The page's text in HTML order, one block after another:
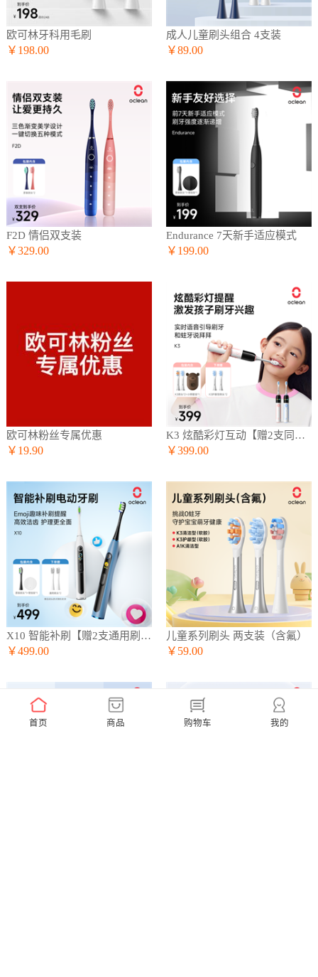
首页 商品 购物车 我的
欧可林牙科用毛刷
￥198.00
成人儿童刷头组合 4支装
￥89.00
F2D 情侣双支装
￥329.00
Endurance 7天新手适应模式
￥199.00
欧可林粉丝专属优惠
￥19.90
K3 炫酷彩灯互动【赠2支同款刷头】
￥399.00
X10 智能补刷【赠2支通用刷头】
￥499.00
儿童系列刷头 两支装（含氟）
￥59.00